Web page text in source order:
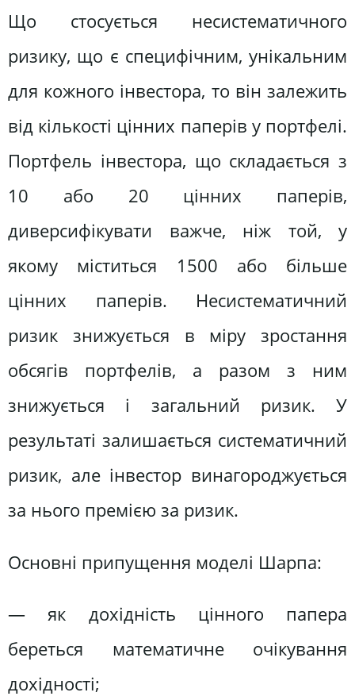
Що стосується несистематичного
ризику, що є специфічним, унікальним
для кожного інвестора, то він залежить
від кількості цінних паперів у портфелі.
Портфель інвестора, що складається з
10 або 20 цінних паперів,
диверсифікувати важче, ніж той, у
якому міститься 1500 або більше
цінних паперів. Несистематичний
ризик знижується в міру зростання
обсягів портфелів, а разом з ним
знижується і загальний ризик. У
результаті залишається систематичний
ризик, але інвестор винагороджується
за нього премією за ризик.
Основні припущення моделі Шарпа:
— як дохідність цінного папера
береться математичне очікування
дохідності;